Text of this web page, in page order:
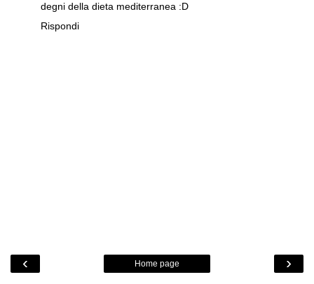
degni della dieta mediterranea :D
Rispondi
‹ ›
Home page